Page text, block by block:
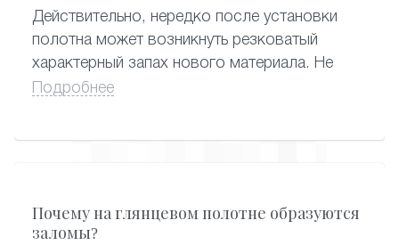
Действительно, нередко после установки
полотна может возникнуть резковатый
характерный запах нового материала. Не
стоит волноваться: он, как правило,
они самые востребованные, и их быстро
Подробнее
Почему на глянцевом полотне образуются
заломы?